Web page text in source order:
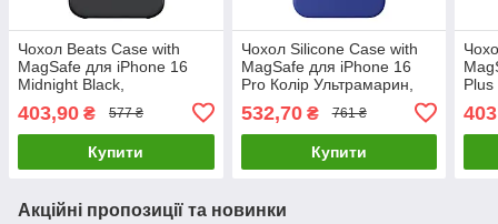
Чохол Beats Case with
MagSafe для iPhone 16
Midnight Black,
MagSafe, стильний та
функціональний
403,90 ₴ 577 ₴
Купити
Чохол Silicone Case with
MagSafe для iPhone 16
Pro Колір Ультрамарин,
MagSafe
532,70₴ 761 ₴
Купити
Акційні пропозиції та новинки